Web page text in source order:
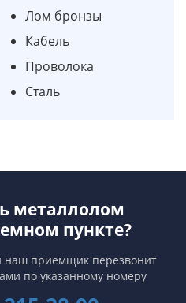
Лом бронзы
Кабель
Проволока
Сталь
металлолом
пункте?
наш приемщик перезвонит
по указанному номеру